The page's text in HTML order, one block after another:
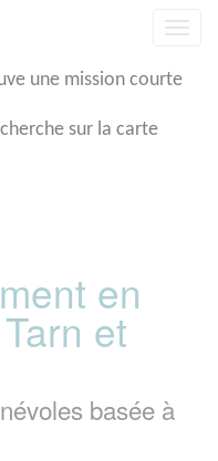
une mission courte
sur la carte
en
et
basée à